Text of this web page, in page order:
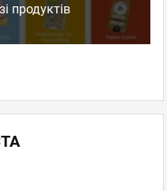
продуктів